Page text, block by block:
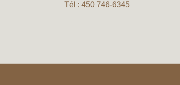
Tél : 450 746-6345